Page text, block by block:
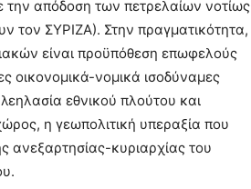
την απόδοση των πετρελαίων νοτίως
τον ΣΥΡΙΖΑ). Στην πραγματικότητα,
είναι προϋπόθεση επωφελoύς
οικονομικά-νομικά ισοδύναμες
εθνικού πλούτου και
η γεωπολιτική υπεραξία που
ανεξαρτησίας-κυριαρχίας του